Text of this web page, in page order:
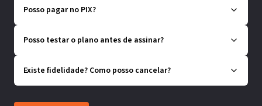
Posso pagar no PIX?
Posso testar o plano antes de assinar?
Existe fidelidade? Como posso cancelar?